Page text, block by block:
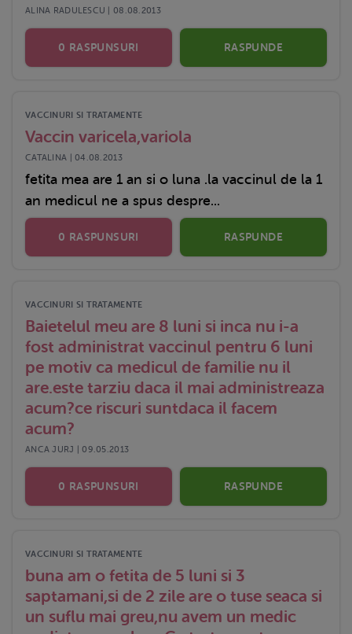
ALINA RADULESCU | 08.08.2013
0 RASPUNSURI RASPUNDE
VACCINURI SI TRATAMENTE
Vaccin varicela,variola
CATALINA | 04.08.2013
fetita mea are 1 an si o luna .la vaccinul de la 1
an medicul ne a spus despre...
0 RASPUNSURI RASPUNDE
VACCINURI SI TRATAMENTE
Baietelul meu are 8 luni si inca nu i-a
fost administrat vaccinul pentru 6 luni
pe motiv ca medicul de familie nu il
are.este tarziu daca il mai administreaza
acum?ce riscuri suntdaca il facem
acum?
ANCA JURJ | 09.05.2013
0 RASPUNSURI RASPUNDE
VACCINURI SI TRATAMENTE
buna am o fetita de 5 luni si 3
saptamani,si de 2 zile are o tuse seaca si
un suflu mai greu,nu avem un medic